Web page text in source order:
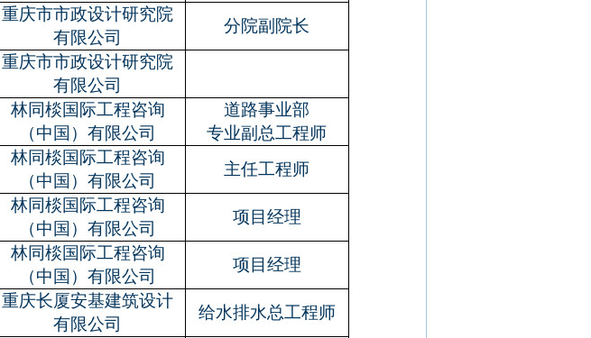
重庆市市政设计研究院
有限公司
分院副院长
重庆市市政设计研究院
有限公司
林同棪国际工程咨询
（中国）有限公司
道路事业部
专业副总工程师
林同棪国际工程咨询
（中国）有限公司
主任工程师
林同棪国际工程咨询
（中国）有限公司
项目经理
林同棪国际工程咨询
（中国）有限公司
项目经理
重庆长厦安基建筑设计
有限公司
给水排水总工程师